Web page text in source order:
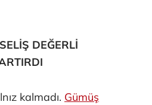
DEĞERLİ
kalmadı. Gümüş